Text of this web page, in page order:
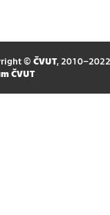
© ČVUT, 2010–2022
ČVUT